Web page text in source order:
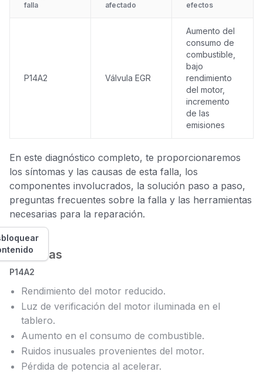
falla
afectado
efectos
P14A2 Válvula EGR
Aumento del
consumo de
combustible,
bajo
rendimiento
del motor,
incremento
de las
emisiones
En este diagnóstico completo, te proporcionaremos
los síntomas y las causas de esta falla, los
componentes involucrados, la solución paso a paso,
preguntas frecuentes sobre la falla y las herramientas
necesarias para la reparación.
Síntomas
P14A2
Rendimiento del motor reducido.
Luz de verificación del motor iluminada en el
tablero.
Aumento en el consumo de combustible.
Ruidos inusuales provenientes del motor.
Pérdida de potencia al acelerar.